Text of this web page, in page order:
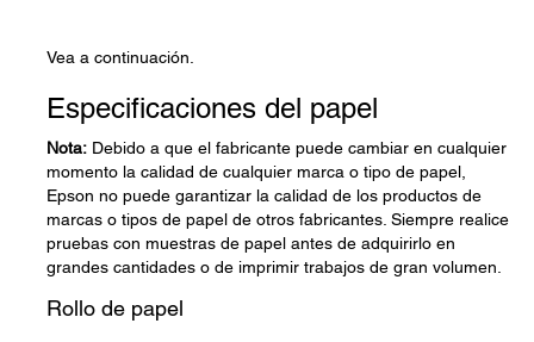
Vea a continuación.
Especificaciones del papel
Nota: Debido a que el fabricante puede cambiar en cualquier
momento la calidad de cualquier marca o tipo de papel,
Epson no puede garantizar la calidad de los productos de
marcas o tipos de papel de otros fabricantes. Siempre realice
pruebas con muestras de papel antes de adquirirlo en
grandes cantidades o de imprimir trabajos de gran volumen.
Rollo de papel